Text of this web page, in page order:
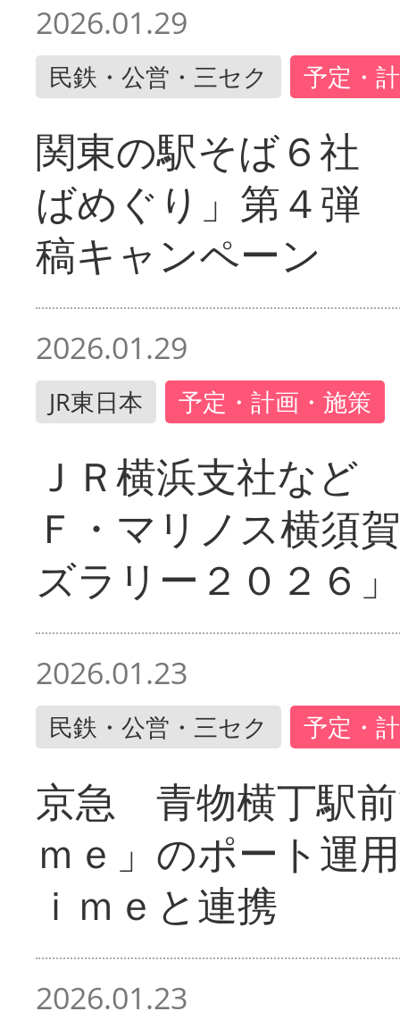
2026.01.29
民鉄・公営・三セク 予定・
関東の駅そば６社
ばめぐり」第４弾
稿キャンペーン
2026.01.29
JR東日本 予定・計画・施策
ＪＲ横浜支社など
Ｆ・マリノス横須
ズラリー２０２６」
2026.01.23
民鉄・公営・三セク 予定・
京急 青物横丁駅
ｍｅ」のポート運
ｉｍｅと連携
2026.01.23